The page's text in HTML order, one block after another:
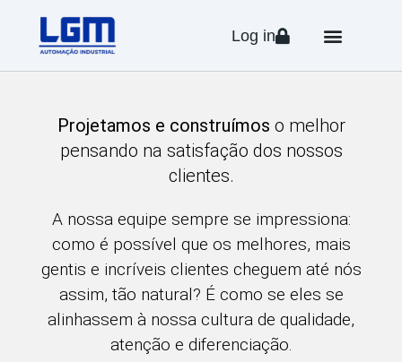
Log in
Projetamos e construímos o melhor
pensando na satisfação dos nossos
clientes.
A nossa equipe sempre se impressiona:
como é possível que os melhores, mais
gentis e incríveis clientes cheguem até nós
assim, tão natural? É como se eles se
alinhassem à nossa cultura de qualidade,
atenção e diferenciação.